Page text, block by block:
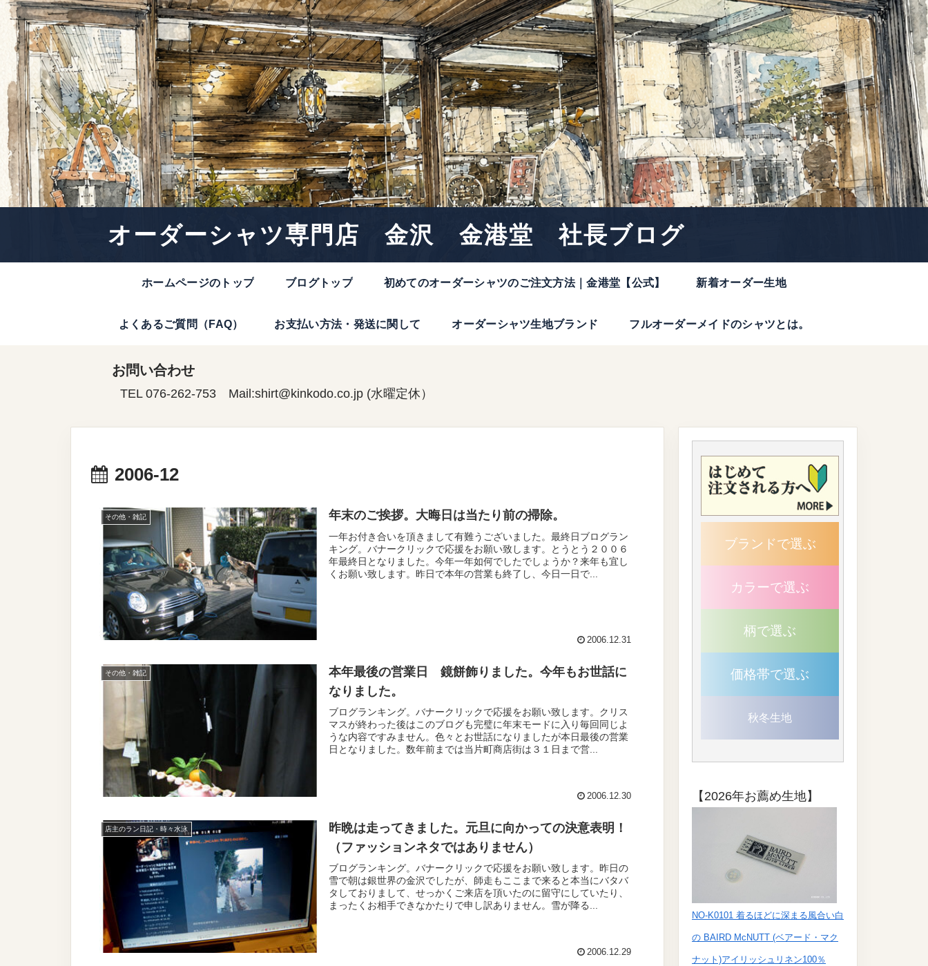
オーダーシャツ専門店 金沢 金港堂 社長ブログ
ホームページのトップ ブログトップ 初めてのオーダーシャツのご注文方法｜金港堂【公式】 新着オーダー生地
よくあるご質問（FAQ） お支払い方法・発送に関して オーダーシャツ生地ブランド フルオーダーメイドのシャツとは。
お問い合わせ
TEL 076-262-753 Mail:shirt@kinkodo.co.jp (水曜定休）
2006-12
その他・雑記 年末のご挨拶。大晦日は当たり前の掃除。
一年お付き合いを頂きまして有難うございました。最終日ブログラン
キング。バナークリックで応援をお願い致します。とうとう２００６
年最終日となりました。今年一年如何でしたでしょうか？来年も宜し
くお願い致します。昨日で本年の営業も終了し、今日一日で...
2006.12.31
その他・雑記
本年最後の営業日 鏡餅飾りました。今年もお世話に
なりました。
ブログランキング。バナークリックで応援をお願い致します。クリス
マスが終わった後はこのブログも完璧に年末モードに入り毎回同じよ
うな内容ですみません。色々とお世話になりましたが本日最後の営業
日となりました。数年前までは当片町商店街は３１日まで営...
2006.12.30
店主のラン日記・時々水泳
昨晩は走ってきました。元旦に向かっての決意表明！
（ファッションネタではありません）
ブログランキング。バナークリックで応援をお願い致します。昨日の
雪で朝は銀世界の金沢でしたが、師走もここまで来ると本当にバタバ
タしておりまして、せっかくご来店を頂いたのに留守にしていたり、
まったくお相手できなかたりで申し訳ありません。雪が降る...
2006.12.29
ブランドで選ぶ
カラーで選ぶ
柄で選ぶ
価格帯で選ぶ
秋冬生地
【2026年お薦め生地】
NO-K0101 着るほどに深まる風合い白
の BAIRD McNUTT (ベアード・マク
ナット)アイリッシュリネン100％